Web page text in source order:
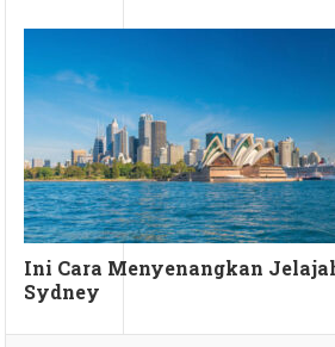
Ini Cara Menyenangkan
Sydney